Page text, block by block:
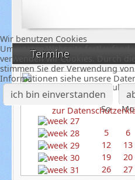
Termine
Juli
So
Mo
5
6
12
13
19
20
26
27
Wir benutzen Cookies
Um unsere Webseite fortlaufend
verwenden wir Cookies. Durch
stimmen Sie der Verwendung
Informationen siehe unsere
ich bin einverstanden
zur